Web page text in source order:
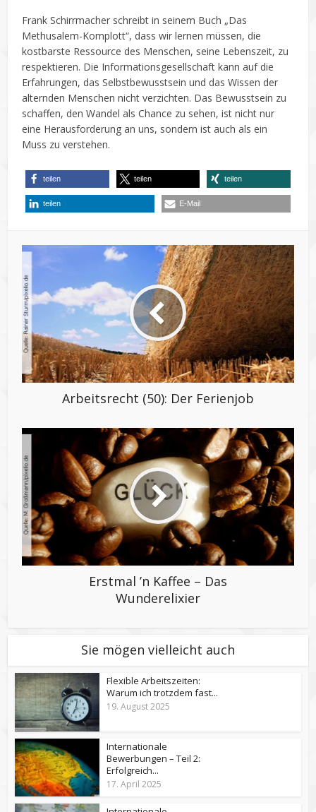
Frank Schirrmacher schreibt in seinem Buch „Das
Methusalem-Komplott“, dass wir lernen müssen, die
kostbarste Ressource des Menschen, seine Lebenszeit, zu
respektieren. Die Informationsgesellschaft kann auf die
Erfahrungen, das Selbstbewusstsein und das Wissen der
alternden Menschen nicht verzichten. Das Bewusstsein zu
schaffen, den Wandel als Chance zu sehen, ist nicht nur
eine Herausforderung an uns, sondern ist auch als ein
Muss zu verstehen.
teilen teilen teilen
teilen E-Mail
Arbeitsrecht (50): Der Ferienjob
Erstmal ’n Kaffee – Das
Wunderelixier
Sie mögen vielleicht auch
Flexible Arbeitszeiten:
Warum ich trotzdem fast...
19. August 2025
Internationale
Bewerbungen – Teil 2:
Erfolgreich...
17. April 2025